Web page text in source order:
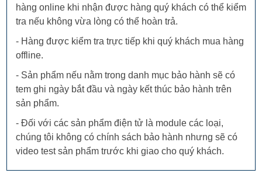
hàng online khi nhận được hàng quý khách có thể kiểm
tra nếu không vừa lòng có thể hoàn trả.
- Hàng được kiểm tra trực tiếp khi quý khách mua hàng
offline.
- Sản phẩm nếu nằm trong danh mục bảo hành sẽ có
tem ghi ngày bắt đầu và ngày kết thúc bảo hành trên
sản phẩm.
- Đối với các sản phẩm điện tử là module các loại,
chúng tôi không có chính sách bảo hành nhưng sẽ có
video test sản phẩm trước khi giao cho quý khách.